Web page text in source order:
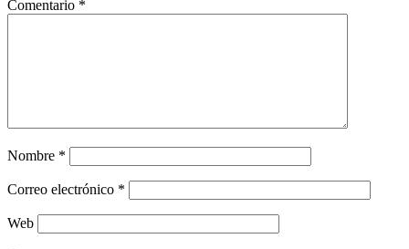
Comentario *
Nombre *
Correo electrónico *
Web